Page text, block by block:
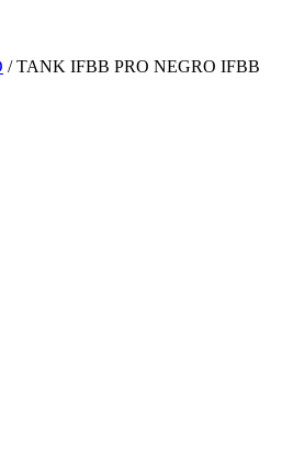
/ TANK IFBB PRO NEGRO IFBB